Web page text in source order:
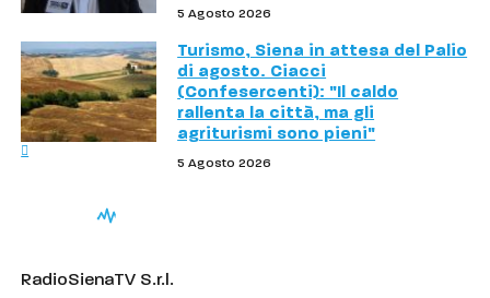
5 Agosto 2026
Turismo, Siena in attesa del Palio
di agosto. Ciacci
(Confesercenti): "Il caldo
rallenta la città, ma gli
agriturismi sono pieni"
5 Agosto 2026
RadioSienaTV S.r.l.